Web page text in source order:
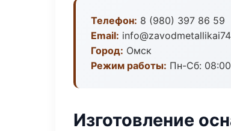
Телефон: 8 (980) 397 86 59
Email:
Город: Омск
Режим работы: Пн-Сб:
Изготовление